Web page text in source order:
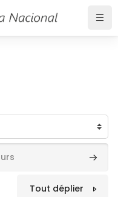
Tout déplier